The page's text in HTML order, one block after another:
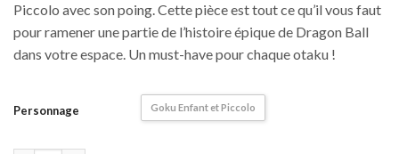
Piccolo avec son poing. Cette pièce est tout ce qu’il vous faut
pour ramener une partie de l’histoire épique de Dragon Ball
dans votre espace. Un must-have pour chaque otaku !
Personnage Goku Enfant et Piccolo